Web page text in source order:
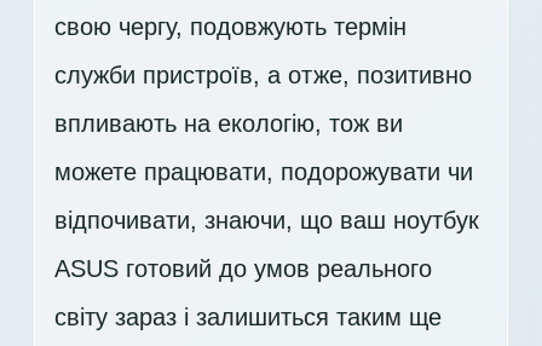
свою чергу, подовжують термін
служби пристроїв, а отже, позитивно
впливають на екологію, тож ви
можете працювати, подорожувати чи
відпочивати, знаючи, що ваш ноутбук
ASUS готовий до умов реального
світу зараз і залишиться таким ще